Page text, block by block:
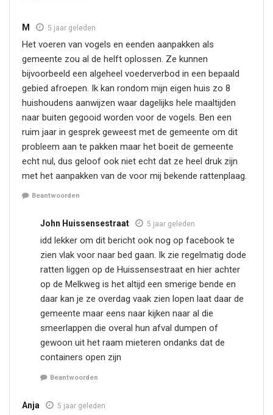
M 5 jaar geleden
Het voeren van vogels en eenden aanpakken als
gemeente zou al de helft oplossen. Ze kunnen
bijvoorbeeld een algeheel voederverbod in een bepaald
gebied afroepen. Ik kan rondom mijn eigen huis zo 8
huishoudens aanwijzen waar dagelijks hele maaltijden
naar buiten gegooid worden voor de vogels. Ben een
ruim jaar in gesprek geweest met de gemeente om dit
probleem aan te pakken maar het boeit de gemeente
echt nul, dus geloof ook niet echt dat ze heel druk zijn
met het aanpakken van de voor mij bekende rattenplaag.
Beantwoorden
John Huissensestraat 5 jaar geleden
idd lekker om dit bericht ook nog op facebook te
zien vlak voor naar bed gaan. Ik zie regelmatig dode
ratten liggen op de Huissensestraat en hier achter
op de Melkweg is het altijd een smerige bende en
daar kan je ze overdag vaak zien lopen laat daar de
gemeente maar eens naar kijken naar al die
smeerlappen die overal hun afval dumpen of
gewoon uit het raam mieteren ondanks dat de
containers open zijn
Beantwoorden
Anja 5 jaar geleden